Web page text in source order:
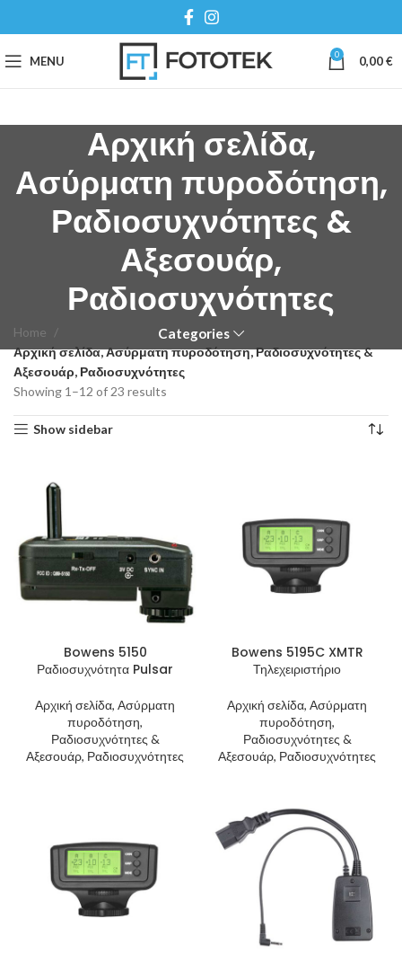
MENU 0 0,00€
Αρχική σελίδα,
Ασύρματη πυροδότηση,
Ραδιοσυχνότητες &
Αξεσουάρ,
Ραδιοσυχνότητες
Categories
Home
Αρχική σελίδα, Ασύρματη πυροδότηση, Ραδιοσυχνότητες &
Αξεσουάρ, Ραδιοσυχνότητες
Showing 1–12 of 23 results
Show sidebar
Bowens 5150
Ραδιοσυχνότητα Pulsar
Αρχική σελίδα, Ασύρματη
πυροδότηση,
Ραδιοσυχνότητες &
Αξεσουάρ, Ραδιοσυχνότητες
Bowens 5195C XMTR
Τηλεχειριστήριο
Αρχική σελίδα, Ασύρματη
πυροδότηση,
Ραδιοσυχνότητες &
Αξεσουάρ, Ραδιοσυχνότητες